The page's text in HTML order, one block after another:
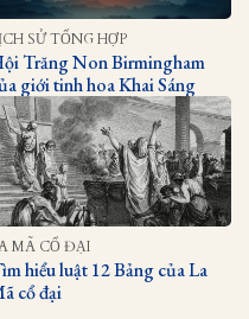
SỬ TỔNG HỢP
Trăng Non Birmingham
giới tinh hoa Khai Sáng
MÃ CỔ ĐẠI
hiểu luật 12 Bảng của La
cổ đại